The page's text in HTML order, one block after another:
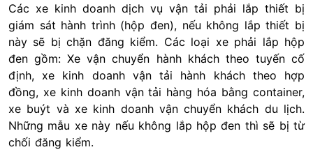
Các xe kinh doanh dịch vụ vận tải phải lắp thiết bị
giám sát hành trình (hộp đen), nếu không lắp thiết bị
này sẽ bị chặn đăng kiểm. Các loại xe phải lắp hộp
đen gồm: Xe vận chuyển hành khách theo tuyến cố
định, xe kinh doanh vận tải hành khách theo hợp
đồng, xe kinh doanh vận tải hàng hóa bằng container,
xe buýt và xe kinh doanh vận chuyển khách du lịch.
Những mẫu xe này nếu không lắp hộp đen thì sẽ bị từ
chối đăng kiểm.